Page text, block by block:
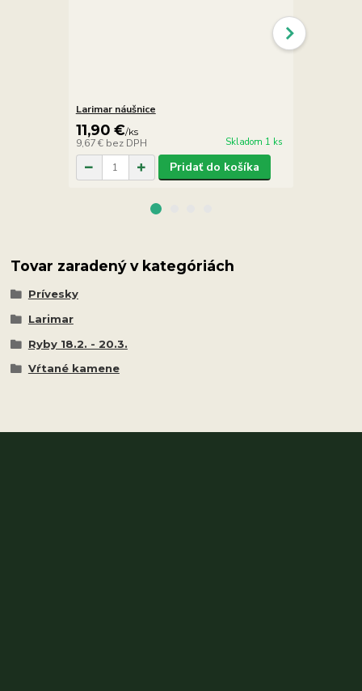
Larimar náušnice
11,90 €/ks
9,67 € bez DPH Skladom 1 ks
Pridať do košíka
Tovar zaradený v kategóriách
Prívesky
Larimar
Ryby 18.2. - 20.3.
Vŕtané kamene